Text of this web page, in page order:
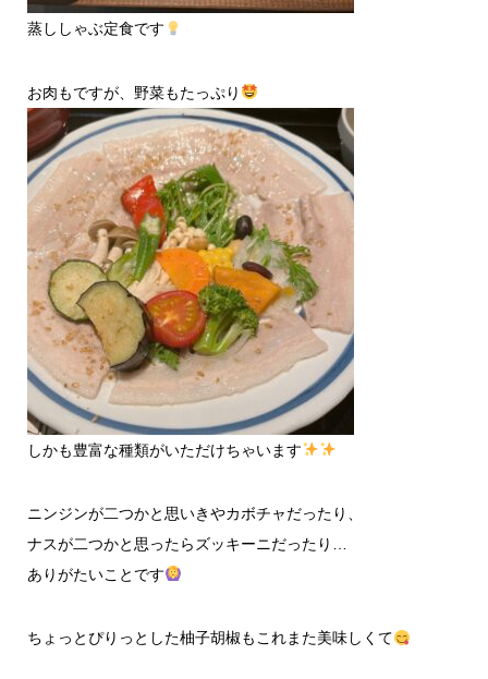
蒸ししゃぶ定食です
お肉もですが、野菜もたっぷり
しかも豊富な種類がいただけちゃいます
ニンジンが二つかと思いきやカボチャだったり、
ナスが二つかと思ったらズッキーニだったり…
ありがたいことです
ちょっとぴりっとした柚子胡椒もこれまた美味しくて